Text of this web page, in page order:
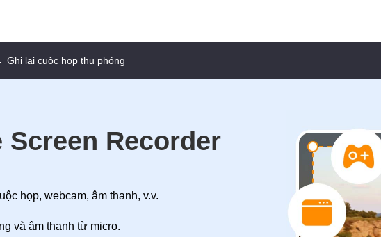
Ghi lại cuộc họp thu phóng
Screen Recorder
họp, webcam, âm thanh, v.v.
và âm thanh từ micro.